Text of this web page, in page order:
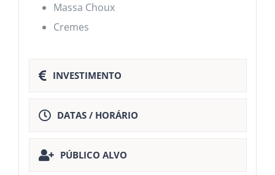
Massa Choux
Cremes
INVESTIMENTO
DATAS / HORÁRIO
PÚBLICO ALVO